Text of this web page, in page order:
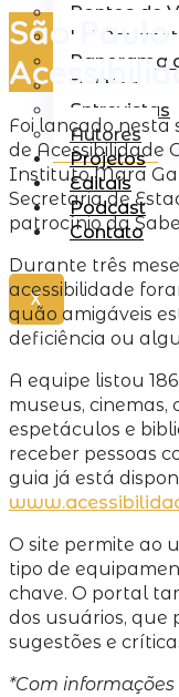
Pontos de
Lei Rouanet
Panorama
Política
Entrevistas
Autores
Projetos
Editais
Podcast
Contato
X
São
Foi lançado nesta
de Acessibilidade
Instituto Mara
Secretaria de
patrocínio da
Durante três
acessibilidade
quão amigáveis
deficiência ou
A equipe listou
museus, cinemas,
espetáculos e
receber pessoas
guia já está
O site permite ao
tipo de
chave. O portal
dos usuários, que
sugestões e
*Com